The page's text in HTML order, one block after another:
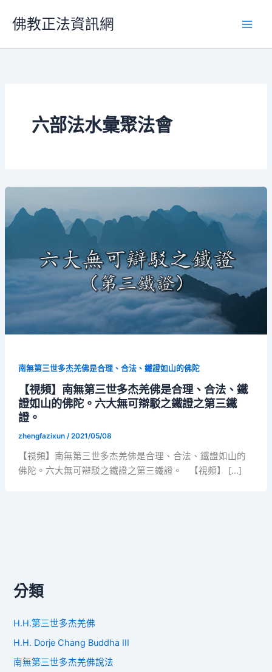
要
佛教正法資訊網
六部法水彙聚法會
南無第三世多杰羌佛是合理、合法、鐵證如山的佛陀
【視頻】南無第三世多杰羌佛是合理、合法、鐵
證如山的佛陀。六大無可辯駁之鐵證之第三鐵
證。
zhengfazixun /2021/05/08
【視頻】南無第三世多杰羌佛是合理、合法、鐵證如山的
佛陀。六大無可辯駁之鐵證之第三鐵證。 【視頻】 […]
分類
H.H.第三世多杰羌佛
H.H. Dorje Chang Buddha III
南無第三世多杰羌佛說法